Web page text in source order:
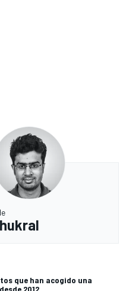
que han acogido una
2012